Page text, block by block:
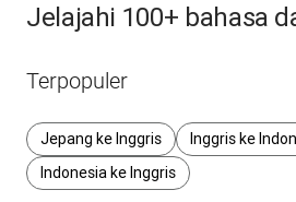
Jelajahi 100+ bahasa
Terpopuler
Jepang ke Inggris
Inggris ke
Indonesia ke Inggris